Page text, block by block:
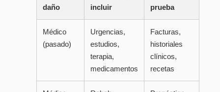
daño
incluir
prueba
Médico
(pasado)
Urgencias,
estudios,
terapia,
medicamentos
Facturas,
historiales
clínicos,
recetas